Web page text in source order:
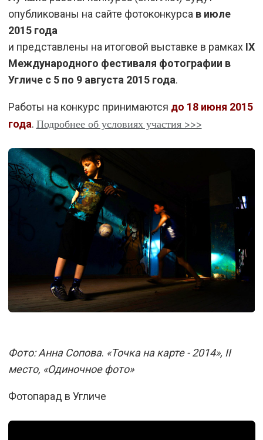
опубликованы на сайте фотоконкурса в июле
2015 года
и представлены на итоговой выставке в рамках IX
Международного фестиваля фотографии в
Угличе с 5 по 9 августа 2015 года.
Работы на конкурс принимаются до 18 июня 2015
года. Подробнее об условиях участия >>>
Фото: Анна Сопова. «Точка на карте - 2014», II
место, «Одиночное фото»
Фотопарад в Угличе